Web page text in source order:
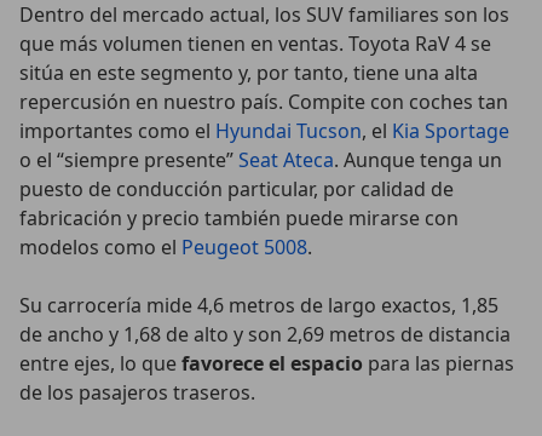
Dentro del mercado actual, los SUV familiares son los
que más volumen tienen en ventas. Toyota RaV 4 se
sitúa en este segmento y, por tanto, tiene una alta
repercusión en nuestro país. Compite con coches tan
importantes como el Hyundai Tucson, el Kia Sportage
o el “siempre presente”Seat Ateca. Aunque tenga un
puesto de conducción particular, por calidad de
fabricación y precio también puede mirarse con
modelos como el Peugeot 5008.
Su carrocería mide 4,6 metros de largo exactos, 1,85
de ancho y 1,68 de alto y son 2,69 metros de distancia
entre ejes, lo quefavorece el espacio para las piernas
de los pasajeros traseros.